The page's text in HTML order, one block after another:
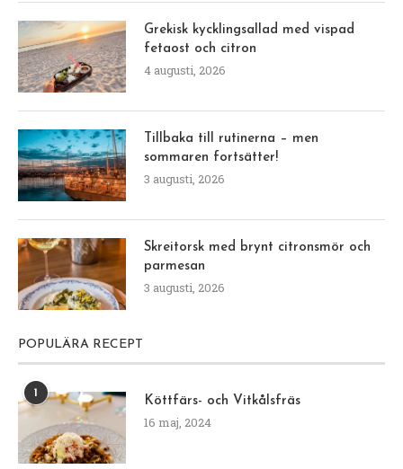
Grekisk kycklingsallad med vispad
fetaost och citron
4 augusti, 2026
Tillbaka till rutinerna – men
sommaren fortsätter!
3 augusti, 2026
Skreitorsk med brynt citronsmör och
parmesan
3 augusti, 2026
POPULÄRA RECEPT
1
Köttfärs- och Vitkålsfräs
16 maj, 2024